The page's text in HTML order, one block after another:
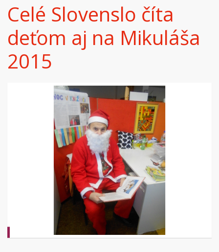
Celé Slovenslo číta
deťom aj na Mikuláša
2015